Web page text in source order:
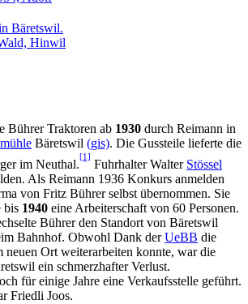
Bührer Traktoren ab 1930 durch Reimann in
Bäretswil (gis). Die Gussteile lieferte die
im Neuthal.
[1]
Fuhrhalter Walter Stössel
Als Reimann 1936 Konkurs anmelden
von Fritz Bührer selbst übernommen. Sie
bis 1940 eine Arbeiterschaft von 60 Personen.
Bührer den Standort von Bäretswil
Bahnhof. Obwohl Dank derUeBB die
neuen Ort weiterarbeiten konnte, war die
ein schmerzhafter Verlust.
für einige Jahre eine Verkaufsstelle geführt.
Friedli Joos.